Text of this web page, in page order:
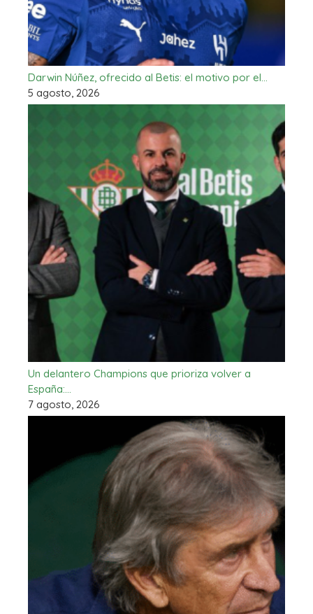
Darwin Núñez, ofrecido al Betis: el motivo por el…
5 agosto, 2026
Un delantero Champions que prioriza volver a
España:…
7 agosto, 2026